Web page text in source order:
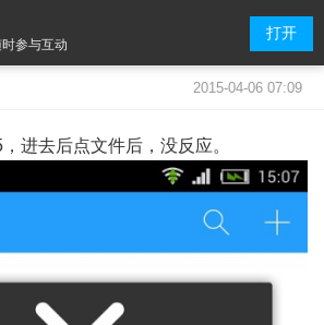
参与互动
打开
2015-04-06 07:09
进去后点文件后，没反应。